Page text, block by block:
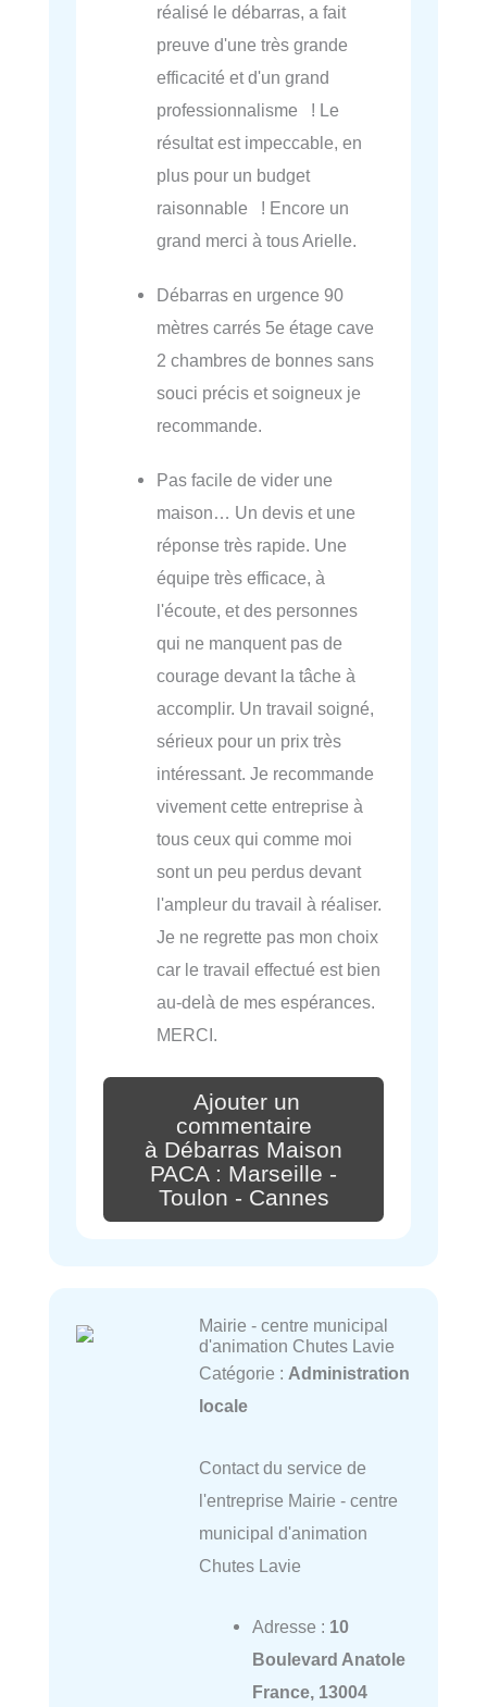
réalisé le débarras, a fait
preuve d'une très grande
efficacité et d'un grand
professionnalisme ! Le
résultat est impeccable, en
plus pour un budget
raisonnable ! Encore un
grand merci à tous Arielle.
Débarras en urgence 90
mètres carrés 5e étage cave
2 chambres de bonnes sans
souci précis et soigneux je
recommande.
Pas facile de vider une
maison… Un devis et une
réponse très rapide. Une
équipe très efficace, à
l'écoute, et des personnes
qui ne manquent pas de
courage devant la tâche à
accomplir. Un travail soigné,
sérieux pour un prix très
intéressant. Je recommande
vivement cette entreprise à
tous ceux qui comme moi
sont un peu perdus devant
l'ampleur du travail à réaliser.
Je ne regrette pas mon choix
car le travail effectué est bien
au-delà de mes espérances.
MERCI.
Ajouter un
commentaire
à Débarras Maison
PACA : Marseille -
Toulon - Cannes
Mairie - centre municipal
d'animation Chutes Lavie
Catégorie : Administration
locale
Contact du service de
l'entreprise Mairie - centre
municipal d'animation
Chutes Lavie
Adresse : 10
Boulevard Anatole
France, 13004